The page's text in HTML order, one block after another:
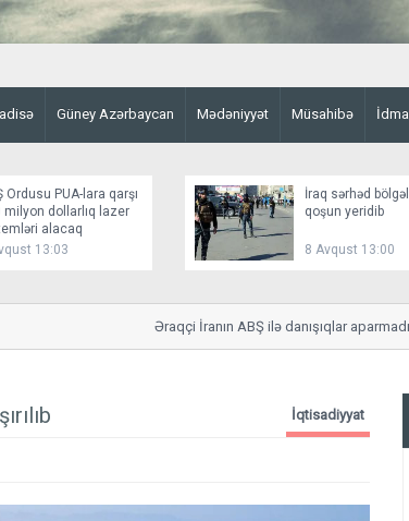
Güney Azərbaycan Mədəniyyət Müsahibə
Ordusu PUA-lara qarşı
milyon dollarlıq lazer
alacaq
13:03
İraq sərhəd
qoşun yeridib
8 Avqust 13:00
Əraqçi İranın ABŞ ilə danışıqlar
İqtisadiyyat